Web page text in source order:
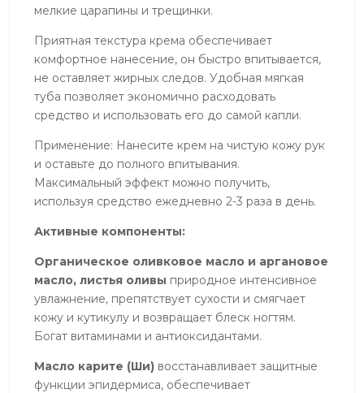
мелкие царапины и трещинки.
Приятная текстура крема обеспечивает
комфортное нанесение, он быстро впитывается,
не оставляет жирных следов. Удобная мягкая
туба позволяет экономично расходовать
средство и использовать его до самой капли.
Применение: Нанесите крем на чистую кожу рук
и оставьте до полного впитывания.
Максимальный эффект можно получить,
используя средство ежедневно 2-3 раза в день.
Активные компоненты:
Органическое оливковое масло и аргановое
масло, листья оливы природное интенсивное
увлажнение, препятствует сухости и смягчает
кожу и кутикулу и возвращает блеск ногтям.
Богат витаминами и антиоксидантами.
Масло карите (Ши) восстанавливает защитные
функции эпидермиса, обеспечивает